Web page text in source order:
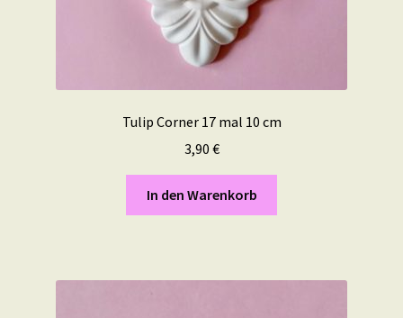
Tulip Corner 17 mal 10 cm
3,90 €
In den Warenkorb